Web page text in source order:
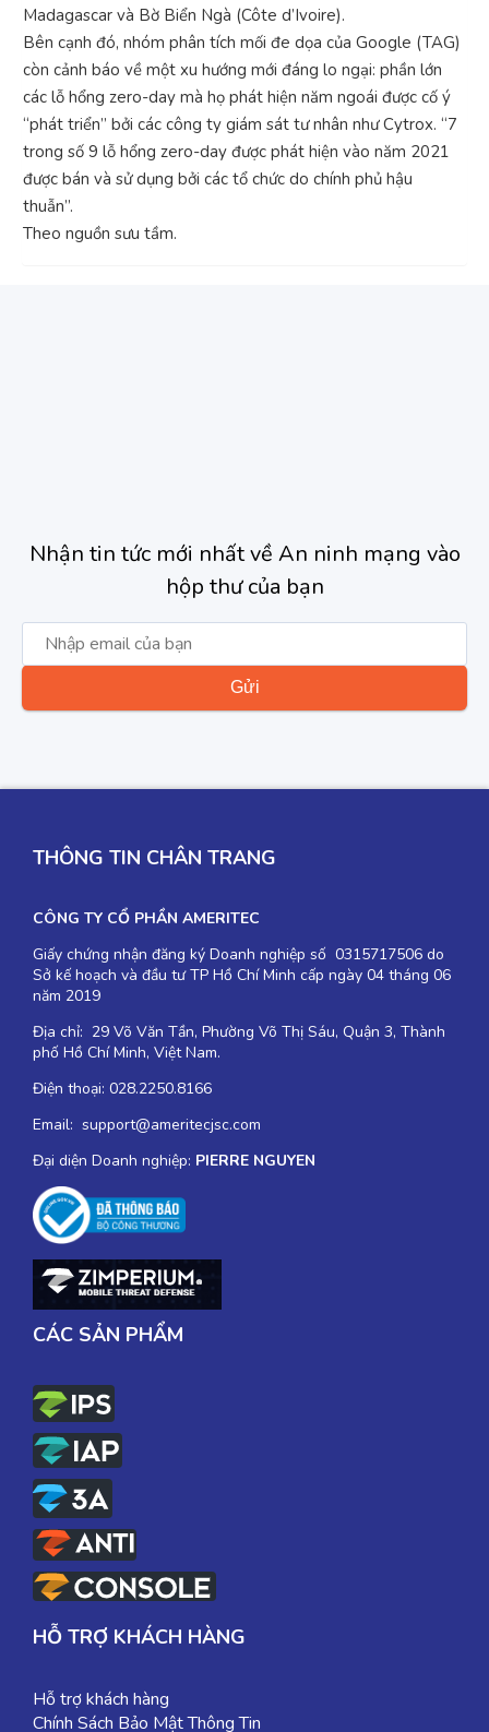
Madagascar và Bờ Biển Ngà (Côte d’Ivoire).
Bên cạnh đó, nhóm phân tích mối đe dọa của Google (TAG)
còn cảnh báo về một xu hướng mới đáng lo ngại: phần lớn
các lỗ hổng zero-day mà họ phát hiện năm ngoái được cố ý
“phát triển” bởi các công ty giám sát tư nhân như Cytrox. “7
trong số 9 lỗ hổng zero-day được phát hiện vào năm 2021
được bán và sử dụng bởi các tổ chức do chính phủ hậu
thuẫn”.
Theo nguồn sưu tầm.
Nhận tin tức mới nhất về An ninh mạng vào
hộp thư của bạn
THÔNG TIN CHÂN TRANG
CÔNG TY CỔ PHẦN AMERITEC
Giấy chứng nhận đăng ký Doanh nghiệp số 0315717506 do
Sở kế hoạch và đầu tư TP Hồ Chí Minh cấp ngày 04 tháng 06
năm 2019
Địa chỉ: 29 Võ Văn Tần, Phường Võ Thị Sáu, Quận 3, Thành
phố Hồ Chí Minh, Việt Nam.
Điện thoại: 028.2250.8166
Email: support@ameritecjsc.com
Đại diện Doanh nghiệp: PIERRE NGUYEN
CÁC SẢN PHẨM
HỖ TRỢ KHÁCH HÀNG
Hỗ trợ khách hàng
Chính Sách Bảo Mật Thông Tin